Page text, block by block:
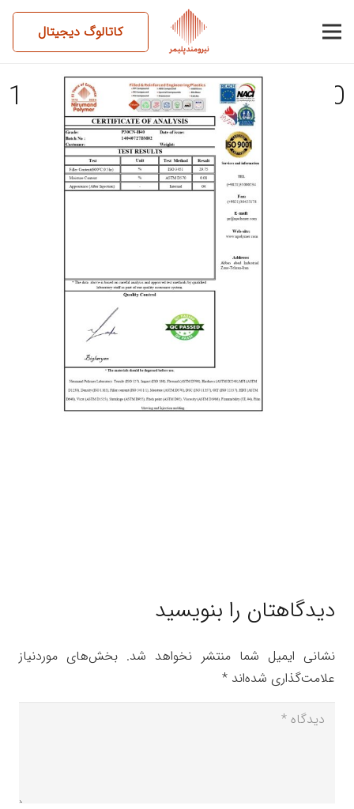
کاتالوگ دیجیتال
14040727BM02-P30CN-H40
دیدگاهتان را بنویسید
نشانی ایمیل شما منتشر نخواهد شد. بخش‌های موردنیاز
علامت‌گذاری شده‌اند *